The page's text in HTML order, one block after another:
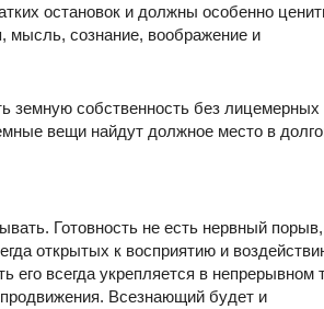
остановок и должны особенно
мысль, сознание, воображение и
земную собственность без лицемерных
вещи найдут должное место в
Готовность не есть нервный
открытых к восприятию и
его всегда укрепляется в непрерывном
Всезнающий будет и